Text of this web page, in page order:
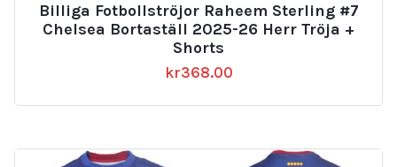
Billiga Fotbollströjor Raheem Sterling #7
Chelsea Bortaställ 2025-26 Herr Tröja +
Shorts
kr368.00